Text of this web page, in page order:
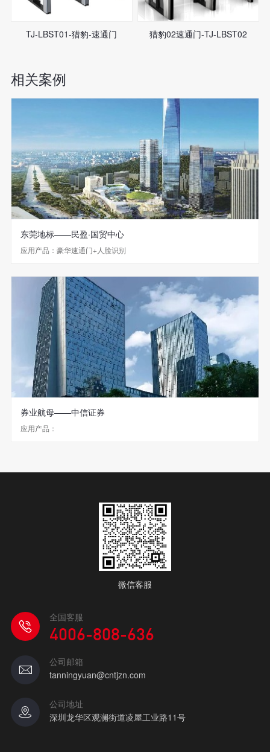
TJ-LBST01-猎豹-速通门 猎豹02速通门-TJ-LBST02
相关案例
东莞地标——民盈·国贸中心
应用产品：豪华速通门+人脸识别
券业航母——中信证券
应用产品：
微信客服
全国客服
4006-808-636
公司邮箱
tanningyuan@cntjzn.com
公司地址
深圳龙华区观澜街道凌屋工业路11号